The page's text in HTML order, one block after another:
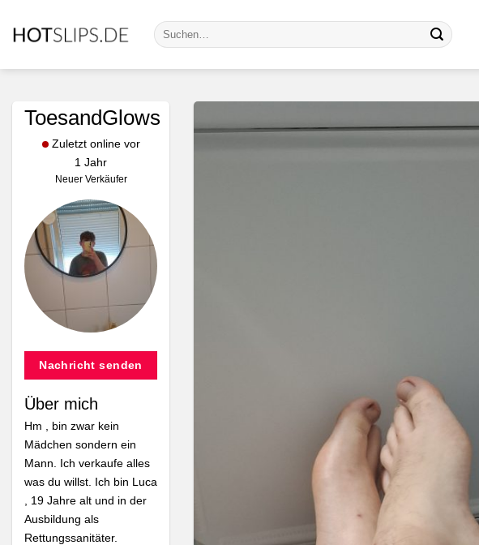
Inhalt
Suche
nach:
ToesandGlows
Zuletzt online vor
1 Jahr
Neuer Verkäufer
Nachricht senden
Über mich
Hm , bin zwar kein
Mädchen sondern ein
Mann. Ich verkaufe alles
was du willst. Ich bin Luca
, 19 Jahre alt und in der
Ausbildung als
Rettungssanitäter.